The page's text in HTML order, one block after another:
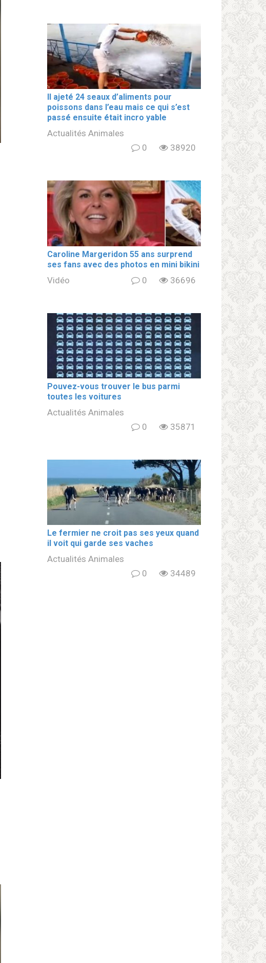
Il ajeté 24 seaux d’aliments pour
poissons dans l’eau mais ce qui s’est
passé ensuite était incro yable
Actualités Animales
0
38920
Caroline Margeridon 55 ans surprend
ses fans avec des photos en mini bikini
Vidéo 0 36696
Pouvez-vous trouver le bus parmi
toutes les voitures
Actualités Animales
0
35871
Le fermier ne croit pas ses yeux quand
il voit qui garde ses vaches
Actualités Animales
0
34489